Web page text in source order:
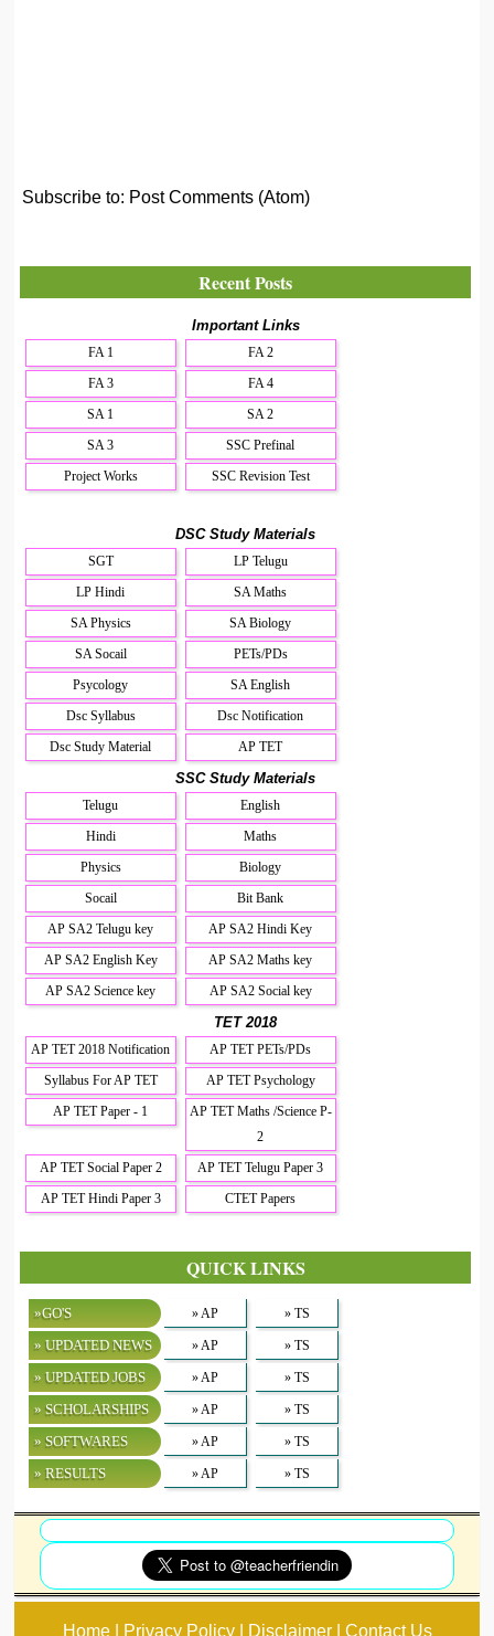
Subscribe to: Post Comments (Atom)
Recent Posts
Important Links
FA 1
FA 2
FA 3
FA 4
SA 1
SA 2
SA 3
SSC Prefinal
Project Works
SSC Revision Test
DSC Study Materials
SGT
LP Telugu
LP Hindi
SA Maths
SA Physics
SA Biology
SA Socail
PETs/PDs
Psycology
SA English
Dsc Syllabus
Dsc Notification
Dsc Study Material
AP TET
SSC Study Materials
Telugu
English
Hindi
Maths
Physics
Biology
Socail
Bit Bank
AP SA2 Telugu key
AP SA2 Hindi Key
AP SA2 English Key
AP SA2 Maths key
AP SA2 Science key
AP SA2 Social key
TET 2018
AP TET 2018 Notification
AP TET PETs/PDs
Syllabus For AP TET
AP TET Psychology
AP TET Paper - 1
AP TET Maths /Science P-
2
AP TET Social Paper 2
AP TET Telugu Paper 3
AP TET Hindi Paper 3
CTET Papers
QUICK LINKS
»GO'S » AP » TS
» UPDATED NEWS » AP » TS
» UPDATED JOBS » AP » TS
» SCHOLARSHIPS » AP » TS
» SOFTWARES » AP » TS
» RESULTS » AP » TS
Home | Privacy Policy | Disclaimer | Contact Us